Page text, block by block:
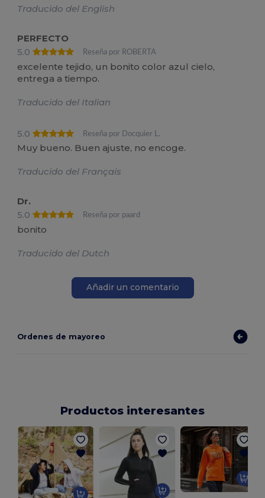
Traducido del English
PERFECTO
5.0
Reseña por ROBERTA
excelente tejido, un bonito color azul cielo,
entrega a tiempo.
Traducido del Italian
5.0 Reseña por Docquier L.
Muy bueno. Buen ajuste, no encoge.
Traducido del Français
Dr.
5.0
Reseña por paard
bonito
Traducido del Dutch
Añadir un comentario
Ordenes de mayoreo
Productos interesantes